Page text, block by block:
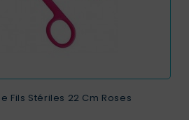
Fils Stériles 22 Cm Roses